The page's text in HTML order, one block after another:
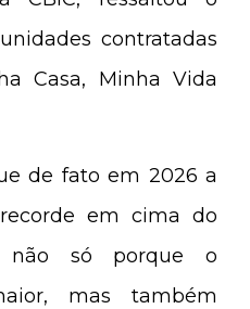
contratadas
Casa, Minha Vida
de fato em 2026 a
em cima do
não só porque o
mas também